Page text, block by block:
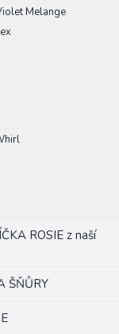
Melange
ROSIE z naší
ŠŇŮRY